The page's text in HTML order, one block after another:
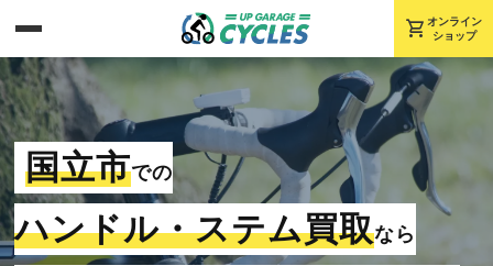
shopping_cart オンライン
ショップ
国立市での
ハンドル・ステム買取なら